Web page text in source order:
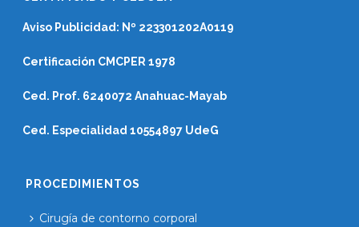
Aviso Publicidad: Nº 223301202A0119
Certificación CMCPER 1978
Ced. Prof. 6240072 Anahuac-Mayab
Ced. Especialidad 10554897 UdeG
PROCEDIMIENTOS
Cirugía de contorno corporal